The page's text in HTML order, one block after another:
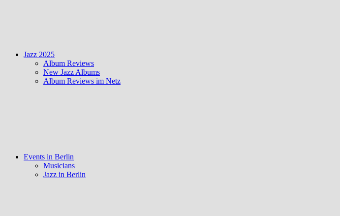
Jazz 2025
Album Reviews
New Jazz Albums
Album Reviews im Netz
Events in Berlin
Musicians
Jazz in Berlin